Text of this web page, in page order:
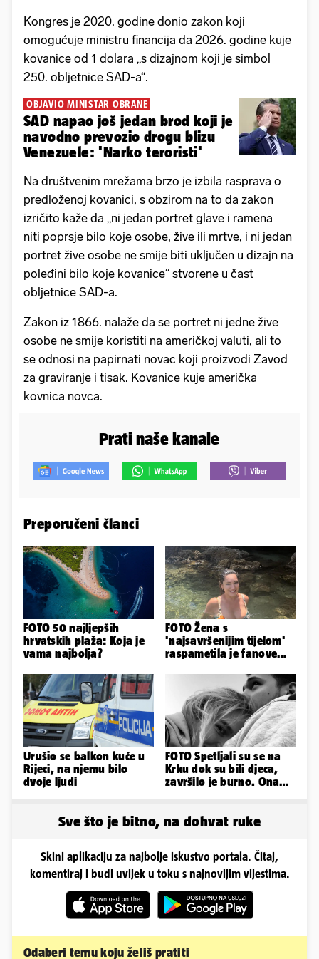
Kongres je 2020. godine donio zakon koji
omogućuje ministru financija da 2026. godine kuje
kovanice od 1 dolara „s dizajnom koji je simbol
250. obljetnice SAD-a“.
OBJAVIO MINISTAR OBRANE
SAD napao još jedan brod koji je
navodno prevozio drogu blizu
Venezuele: 'Narko teroristi'
Na društvenim mrežama brzo je izbila rasprava o
predloženoj kovanici, s obzirom na to da zakon
izričito kaže da „ni jedan portret glave i ramena
niti poprsje bilo koje osobe, žive ili mrtve, i ni jedan
portret žive osobe ne smije biti uključen u dizajn na
poleđini bilo koje kovanice“ stvorene u čast
obljetnice SAD-a.
Zakon iz 1866. nalaže da se portret ni jedne žive
osobe ne smije koristiti na američkoj valuti, ali to
se odnosi na papirnati novac koji proizvodi Zavod
za graviranje i tisak. Kovanice kuje američka
kovnica novca.
Prati naše kanale
Preporučeni članci
FOTO 50 najljepših
hrvatskih plaža: Koja je
vama najbolja?
FOTO Žena s
'najsavršenijim tijelom'
raspametila je fanove
Urušio se balkon kuće u
Rijeci, na njemu bilo
dvoje ljudi
FOTO Spetljali su se na
Krku dok su bili djeca,
završilo je burno. Ona
Sve što je bitno, na dohvat ruke
Skini aplikaciju za najbolje iskustvo portala. Čitaj,
komentiraj i budi uvijek u toku s najnovijim vijestima.
Odaberi temu koju želiš pratiti